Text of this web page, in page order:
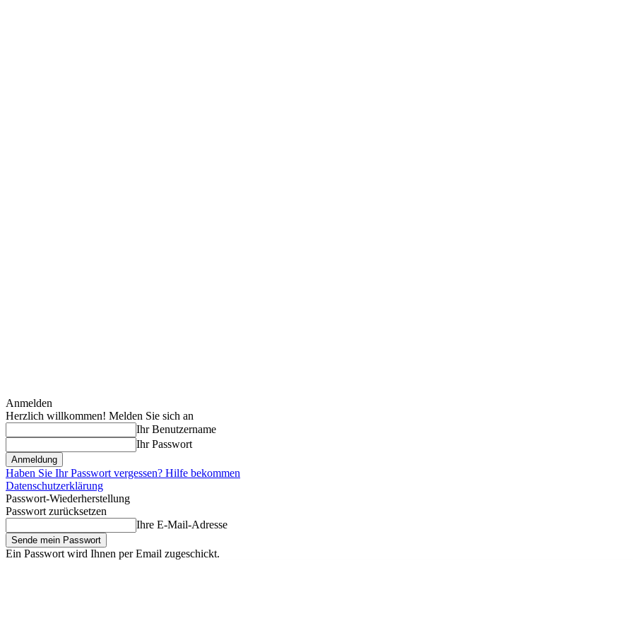
Anmelden
Herzlich willkommen! Melden Sie sich an
Ihr Benutzername
Ihr Passwort
Haben Sie Ihr Passwort vergessen? Hilfe bekommen
Datenschutzerklärung
Passwort-Wiederherstellung
Passwort zurücksetzen
Ihre E-Mail-Adresse
Ein Passwort wird Ihnen per Email zugeschickt.